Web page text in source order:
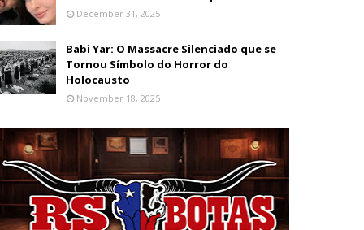
December 31, 2025
Babi Yar: O Massacre Silenciado que se
Tornou Símbolo do Horror do
Holocausto
November 18, 2025